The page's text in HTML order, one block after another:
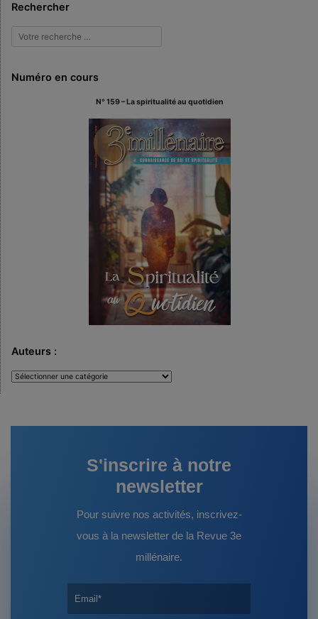
Rechercher
Numéro en cours
N° 159 – La spiritualité au quotidien
Auteurs :
Auteurs
S'inscrire à notre
newsletter
Pour suivre nos activités, inscrivez-
vous à la newsletter de la Revue 3e
millénaire.